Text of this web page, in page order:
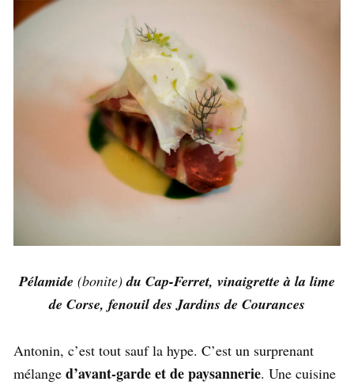
Pélamide (bonite)du Cap-Ferret, vinaigrette à la lime
de Corse, fenouil des Jardins de Courances
Antonin, c’est tout sauf la hype. C’est un surprenant
mélange d’avant-garde et de paysannerie. Une cuisine